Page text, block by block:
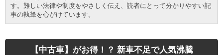
す。難しい法律や制度をやさしく伝え、読者にとって分かりやすい記
事の執筆を心がけています。
【中古車】がお得！？ 新車不足で人気沸騰